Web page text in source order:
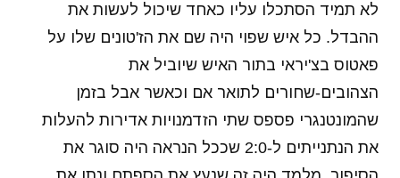
לא תמיד הסתכלו עליו כאחד שיכול לעשות את
ההבדל. כל איש שפוי היה שם את הז'טונים שלו על
פאטוס בצ'יראי בתור האיש שיוביל את
הצהובים-שחורים לתואר אם וכאשר אבל בזמן
שהמונטנגרי פספס שתי הזדמנויות אדירות להעלות
את הנתנייתים ל-2:0 שככל הנראה היה סוגר את